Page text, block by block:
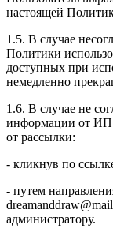
настоящей
1.5. В случае
Политики
доступных при
немедленно
1.6. В случае не
информации от ИП
от рассылки:
- кликнув по
- путем
администратору.